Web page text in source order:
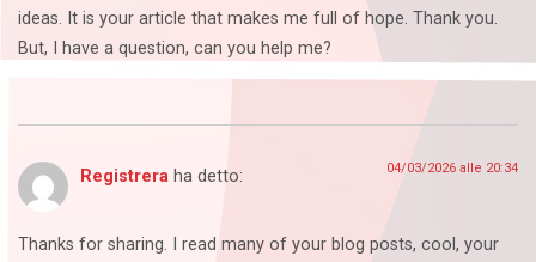
ideas. It is your article that makes me full of hope. Thank you.
But, I have a question, can you help me?
Registrera ha detto: 04/03/2026 alle 20:34
Thanks for sharing. I read many of your blog posts, cool, your